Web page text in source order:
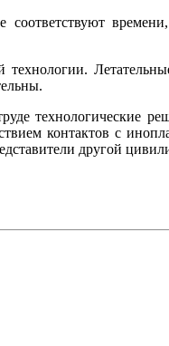
технологические
контактов с
другой